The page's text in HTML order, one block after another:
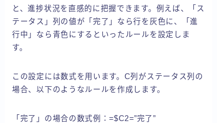
と、進捗状況を直感的に把握できます。例えば、「ス
テータス」列の値が「完了」なら行を灰色に、「進
行中」なら青色にするといったルールを設定しま
す。
この設定には数式を用います。C列がステータス列の
場合、以下のようなルールを作成します。
「完了」の場合の数式例：=$C2=”完了”